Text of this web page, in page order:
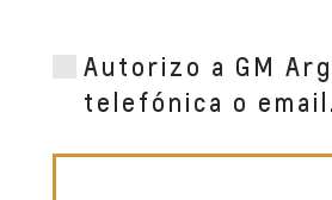
Autorizo a GM
telefónica o email.